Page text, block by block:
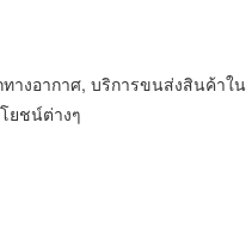
ทางอากาศ, บริการขนส่งสินค้าใน
ยชน์ต่างๆ